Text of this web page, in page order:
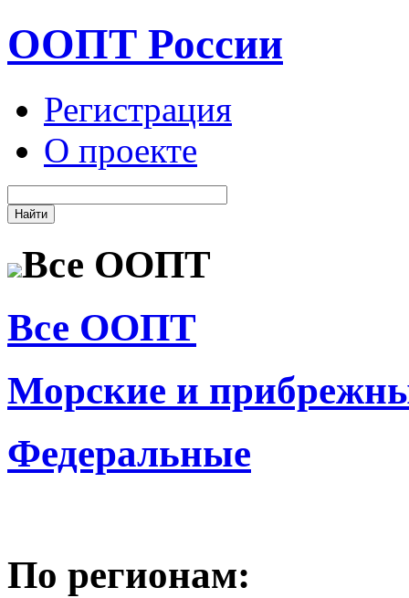
ООПТ России
Регистрация
О проекте
Все ООПТ
Все ООПТ
Морские и
Федеральные
По регионам: